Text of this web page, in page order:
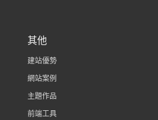
其他
建站優勢
網站案例
主題作品
前端工具